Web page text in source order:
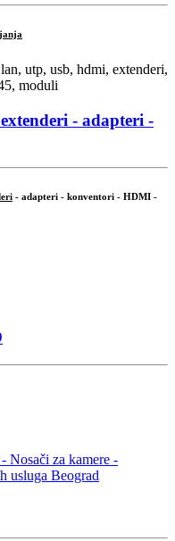
- adapteri -
- adapteri - konventori - HDMI -